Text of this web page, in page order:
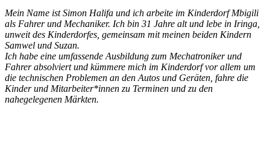
Mein Name ist Simon Halifa und ich arbeite im Kinderdorf Mbigili
als Fahrer und Mechaniker. Ich bin 31 Jahre alt und lebe in Iringa,
unweit des Kinderdorfes, gemeinsam mit meinen beiden Kindern
Samwel und Suzan.
Ich habe eine umfassende Ausbildung zum Mechatroniker und
Fahrer absolviert und kümmere mich im Kinderdorf vor allem um
die technischen Problemen an den Autos und Geräten, fahre die
Kinder und Mitarbeiter*innen zu Terminen und zu den
nahegelegenen Märkten.